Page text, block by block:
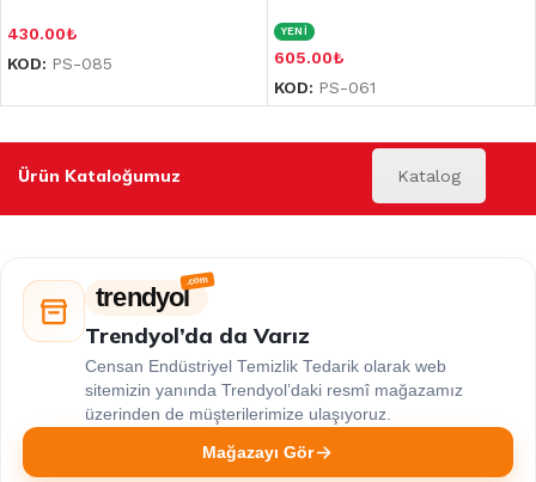
430.00₺
KOD: PS-085
YENİ
605.00₺
KOD: PS-061
Ürün Kataloğumuz Katalog
trendyol
Trendyol’da da Varız
Censan Endüstriyel Temizlik Tedarik olarak web
sitemizin yanında Trendyol’daki resmî mağazamız
üzerinden de müşterilerimize ulaşıyoruz.
Mağazayı Gör